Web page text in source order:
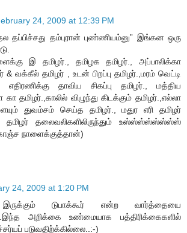
24, 2009 at 12:39 PM
தப்பிச்சது தம்புரான் புண்ணியம்னு” இங்கன ஒரு
இ தமிழர்., தமிழக தமிழர்., அப்பாலிக்கா
வக்கீல் தமிழர் , உடன் பிறப்பு தமிழர்.,மரம் வெட்டி
எதிரணிக்கு தாவிய சிகப்பு தமிழர்., மத்திய
தமிழர்.,காலில் விழுந்து கிடக்கும் தமிழர்.,எல்லா
துவம்சம் செய்த தமிழர்., மதுர எரி தமிழர்
தமிழர் தலைவலிகளிலிருந்தும் உஸ்ஸ்ஸ்ஸ்ஸ்ஸ்ஸ்ஸ்
நாளைக்குத்தான்)
24, 2009 at 1:20 PM
டுபாக்கூர் என்ற வார்த்தையை
அறிக்கை உண்மையாக பத்திரிக்கைகளில்
படுவதிற்க்கில்லை..:-)